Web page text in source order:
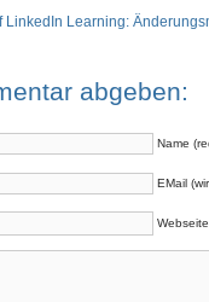
LinkedIn Learning:
abgeben:
Name
EMail
Webseite